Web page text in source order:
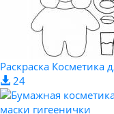
Раскраска Косметика
24